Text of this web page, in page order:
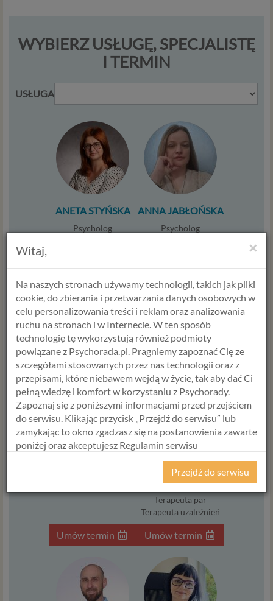
WYBIERZ USŁUGĘ, SPECJALISTĘ
I TERMIN
USŁUGA
ANETA STYŃSKA
Psycholog
Umów termin
ANNA JABŁOŃSKA
Psycholog
Umów termin
ALICJA
KRAWCZYK
Psycholog
Doradca zawodowy
Umów termin
HANNA
ŚWIERCZEWSKA
Psycholog
Psychotraumatolog
Psychoonkolog
Psycholog dzieci i
Terapeuta par
Terapeuta uzależnień
Umów termin
×
Witaj,
Na naszych stronach używamy technologii, takich jak pliki
cookie, do zbierania i przetwarzania danych osobowych w
celu personalizowania treści i reklam oraz analizowania
ruchu na stronach i w Internecie. W ten sposób
technologię tę wykorzystują również podmioty
powiązane z Psychorada.pl. Pragniemy zapoznać Cię ze
szczegółami stosowanych przez nas technologii oraz z
przepisami, które niebawem wejdą w życie, tak aby dać Ci
pełną wiedzę i komfort w korzystaniu z Psychorady.
Zapoznaj się z poniższymi informacjami przed przejściem
do serwisu. Klikając przycisk „Przejdź do serwisu” lub
zamykając to okno zgadzasz się na postanowienia zawarte
poniżej oraz akceptujesz Regulamin serwisu
Psychorada.pl i Politykę Prywatności.
Z dniem 25 maja 2018 r. rozpoczyna obowiązywanie
Rozporządzenie Parlamentu Europejskiego i Rady (UE)
2016/679 z dnia 27 kwietnia 2016 r. w sprawie ochrony
osób fizycznych w związku z przetwarzaniem danych
osobowych i w sprawie swobodnego przepływu takich
danych oraz uchylenia dyrektywy 95/46/WE (określane
popularnie jako „RODO”). RODO obowiązywać będzie w
Przejdź do serwisu